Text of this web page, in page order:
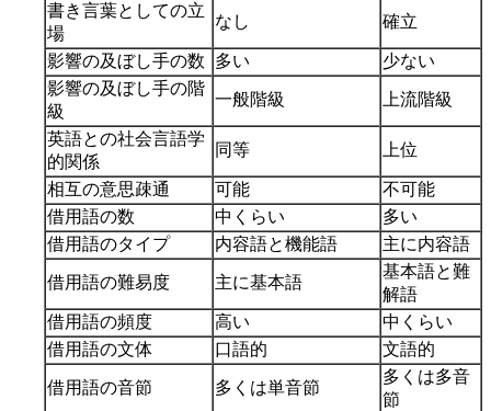
書き言葉としての立
場
なし 確立
影響の及ぼし手の数 多い
少ない
影響の及ぼし手の階
級
一般階級 上流階級
英語との社会言語学
的関係
同等 上位
相互の意思疎通 可能
不可能
借用語の数
中くらい
多い
借用語のタイプ
内容語と機能語 主に内容語
借用語の難易度 主に基本語
基本語と難
解語
借用語の頻度
高い
中くらい
借用語の文体
口語的 文語的
借用語の音節 多くは単音節
多くは多音
節